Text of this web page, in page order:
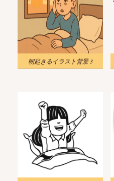
朝起きるイラスト背景 3